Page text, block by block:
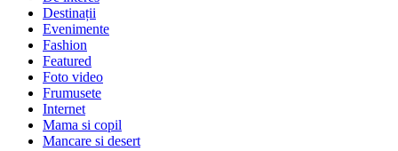
Destinații
Evenimente
Fashion
Featured
Foto video
Frumusete
Internet
Mama si copil
Mancare si desert